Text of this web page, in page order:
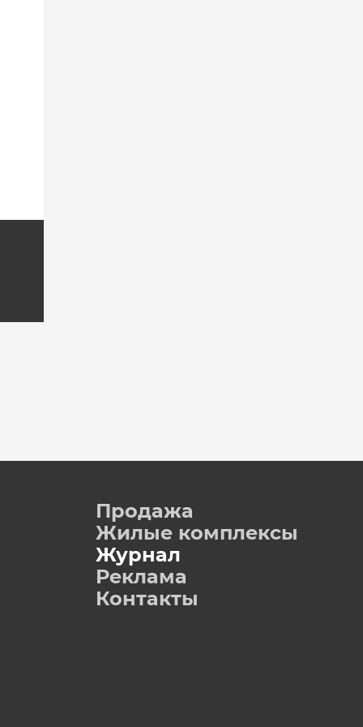
Продажа
Жилые комплексы
Журнал
Реклама
Контакты